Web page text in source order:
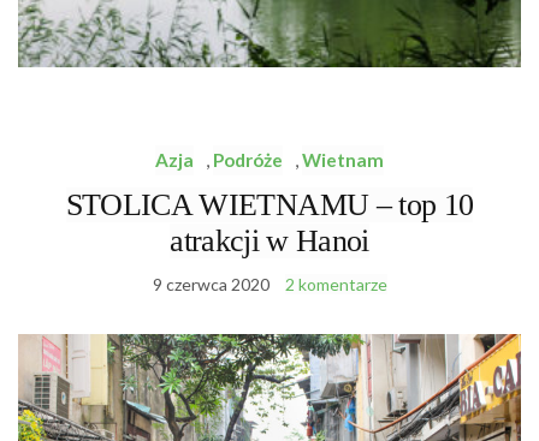
Azja , Podróże ,Wietnam
STOLICA WIETNAMU – top 10
atrakcji w Hanoi
9 czerwca 2020 2 komentarze